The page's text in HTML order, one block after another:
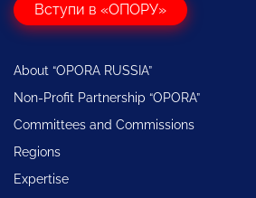
Вступи в «ОПОРУ»
About “OPORA RUSSIA”
Non-Profit Partnership “OPORA”
Committees and Commissions
Regions
Expertise